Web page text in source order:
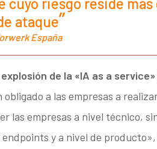
ataque
España
explosión de la «IA as a service»
obligado a las empresas a
las empresas a nivel técnico,
endpoints y a nivel de